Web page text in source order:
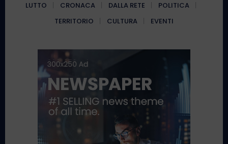
LUTTO CRONACA DALLA RETE
POLITICA
TERRITORIO
CULTURA EVENTI